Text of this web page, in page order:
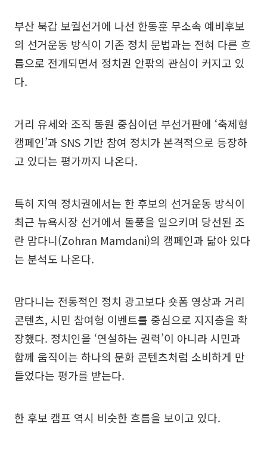
부산 북갑 보궐선거에 나선 한동훈 무소속 예비후보
의 선거운동 방식이 기존 정치 문법과는 전혀 다른 흐
름으로 전개되면서 정치권 안팎의 관심이 커지고 있
다.
거리 유세와 조직 동원 중심이던 부선거판에 ‘축제형
캠페인’과 SNS 기반 참여 정치가 본격적으로 등장하
고 있다는 평가까지 나온다.
특히 지역 정치권에서는 한 후보의 선거운동 방식이
최근 뉴욕시장 선거에서 돌풍을 일으키며 당선된 조
란 맘다니(Zohran Mamdani)의 캠페인과 닮아 있다
는 분석도 나온다.
맘다니는 전통적인 정치 광고보다 숏폼 영상과 거리
콘텐츠, 시민 참여형 이벤트를 중심으로 지지층을 확
장했다. 정치인을 ‘연설하는 권력’이 아니라 시민과
함께 움직이는 하나의 문화 콘텐츠처럼 소비하게 만
들었다는 평가를 받는다.
한 후보 캠프 역시 비슷한 흐름을 보이고 있다.